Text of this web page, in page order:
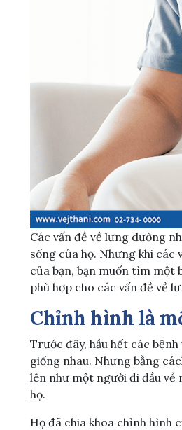
Các vấn đề về lưng dường
sống của họ. Nhưng khi
của bạn, bạn muốn tìm một
phù hợp cho các vấn đề về
Chỉnh hình là
Trước đây, hầu hết các
giống nhau. Nhưng bằng
lên như một người đi đầu
họ.
Họ đã chia khoa chỉnh hình